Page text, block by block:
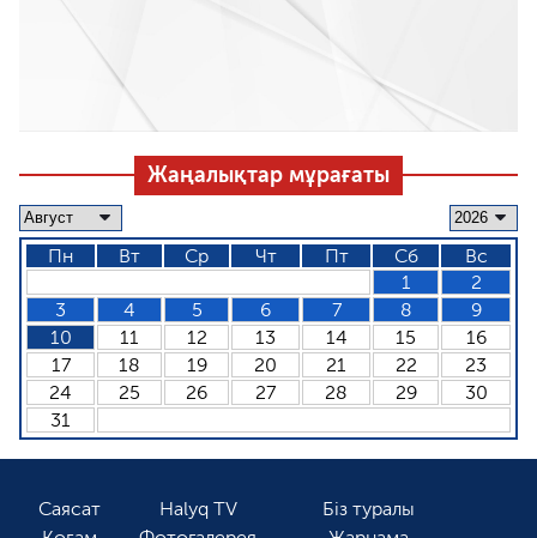
Жаңалықтар мұрағаты
Пн Вт Ср Чт Пт Сб
Вс
1
2
3
4 5 6 7 8
9
10
11 12 13 14 15
16
17
18 19 20 21 22
23
24
25 26 27 28 29
30
31
Саясат
Halyq TV
Біз туралы